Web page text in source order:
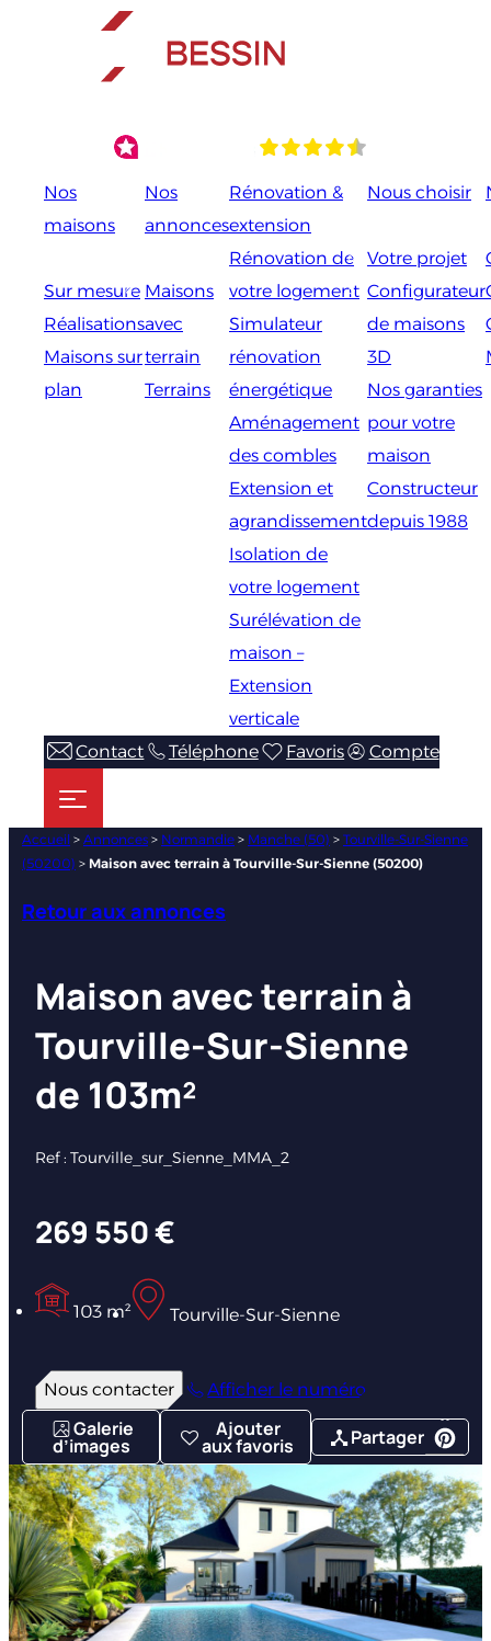
Nos
maisons
Sur mesure
Réalisations
Maisons sur
plan
Nos
annonces
Maisons
avec
terrain
Terrains
Rénovation &
extension
Rénovation de
votre logement
Simulateur
rénovation
énergétique
Aménagement
des combles
Extension et
agrandissement
Isolation de
votre logement
Surélévation de
maison –
Extension
verticale
Nous choisir
Votre projet
Configurateur
de maisons
3D
Nos garanties
pour votre
maison
Constructeur
depuis 1988
Contact Téléphone Favoris Compte
Accueil > Annonces > Normandie > Manche (50) > Tourville-Sur-Sienne
(50200) > Maison avec terrain à Tourville-Sur-Sienne (50200)
Retour aux annonces
Maison avec terrain à
Tourville-Sur-Sienne
de 103m²
Ref : Tourville_sur_Sienne_MMA_2
269 550 €
103 m² Tourville-Sur-Sienne
Nous contacter Afficher le numéro
Galerie
d’images
Ajouter
aux favoris Partager